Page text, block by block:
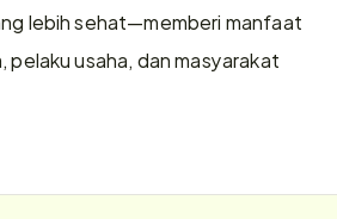
lebih sehat—memberi manfaat
usaha, dan masyarakat